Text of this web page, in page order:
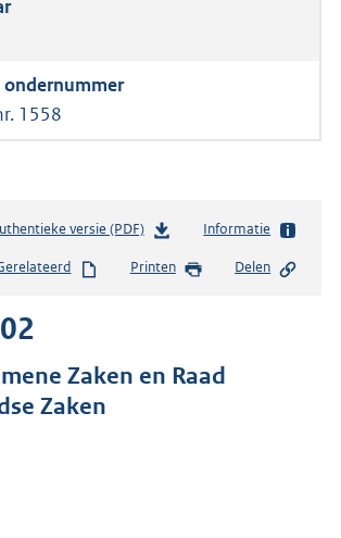
1558
versie (PDF)b
s
s
Informatie
Printen Delen
Zaken en Raad
Zaken